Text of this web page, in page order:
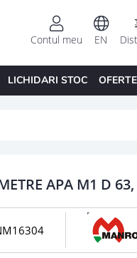
EN
Contul meu
LICHIDARI STOC
APA M1 D